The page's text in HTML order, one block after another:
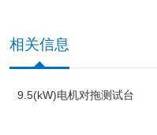
相关信息
9.5(kW)电机对拖测试台